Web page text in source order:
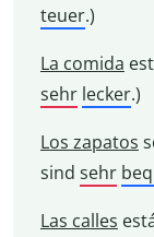
teuer.)
La comida
sehr lecker.)
Los zapatos
sind sehr
Las calles